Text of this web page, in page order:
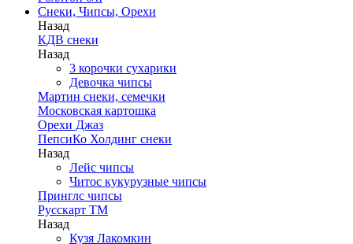
Снеки, Чипсы, Орехи
Назад
КДВ снеки
Назад
3 корочки сухарики
Девочка чипсы
Мартин снеки, семечки
Московская картошка
Орехи Джаз
ПепсиКо Холдинг снеки
Назад
Лейс чипсы
Читос кукурузные чипсы
Принглс чипсы
Русскарт ТМ
Назад
Кузя Лакомкин